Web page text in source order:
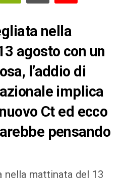
nella
agosto con un
l’addio di
implica
Ct ed ecco
pensando
nella mattinata del 13